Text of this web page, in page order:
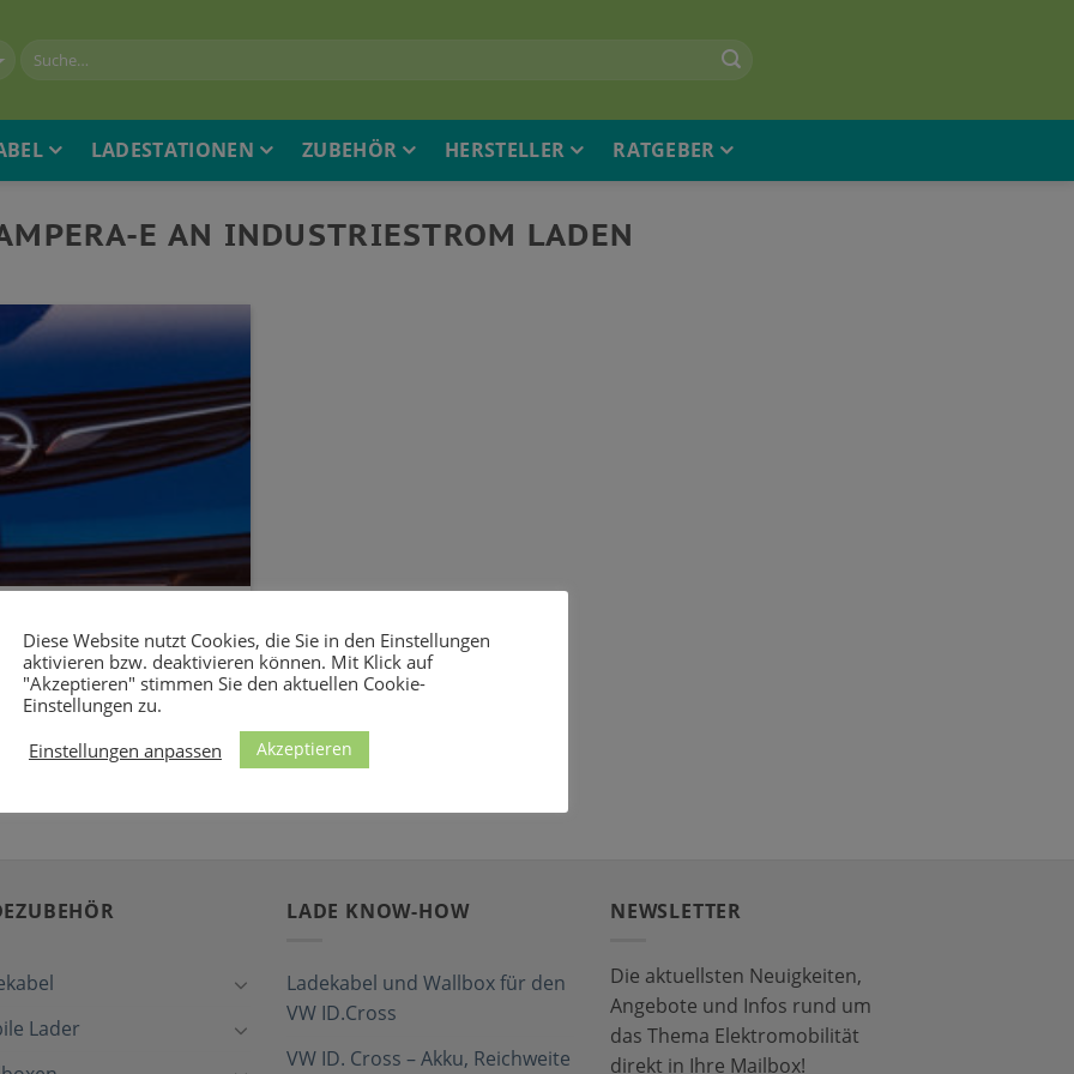
LADESTATIONEN ZUBEHÖR HERSTELLER RATGEBER
E AN INDUSTRIESTROM LADEN
zum Laden an
Schukosteckdosen und
Ihres Ampera an [...]
Lader
LADE KNOW-HOW
Ladekabel und Wallbox für den
VW ID.Cross
VW ID. Cross – Akku, Reichweite
NEWSLETTER
Die aktuellsten Neuigkeiten,
Angebote und Infos rund um
das Thema Elektromobilität
direkt in Ihre Mailbox!
Diese Website nutzt Cookies, die Sie in den Einstellungen
aktivieren bzw. deaktivieren können. Mit Klick auf
"Akzeptieren" stimmen Sie den aktuellen Cookie-
Einstellungen zu.
Einstellungen anpassen
Akzeptieren